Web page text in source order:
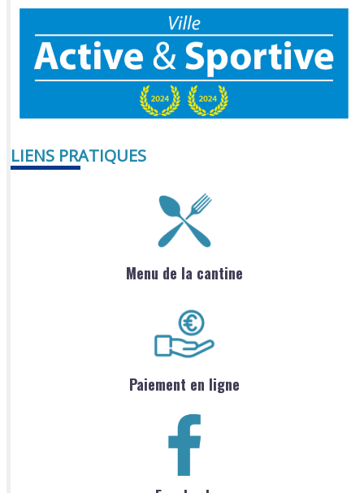
LIENS PRATIQUES
Menu de la cantine
Paiement en ligne